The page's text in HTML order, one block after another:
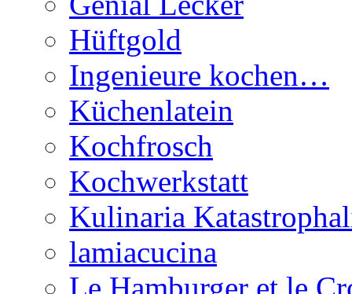
Hüftgold
Ingenieure kochen…
Küchenlatein
Kochfrosch
Kochwerkstatt
Kulinaria
lamiacucina